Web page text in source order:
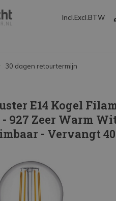
Incl. Excl. BTW
Tot 10 jaar garantie
E14 Kogel
927 Zeer Warm
- Vervangt